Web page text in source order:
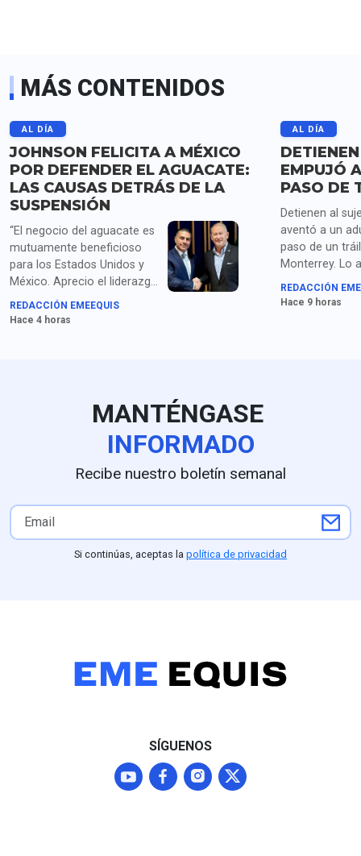
MÁS CONTENIDOS
AL DÍA
JOHNSON FELICITA A MÉXICO
POR DEFENDER EL AGUACATE:
LAS CAUSAS DETRÁS DE LA
SUSPENSIÓN
“El negocio del aguacate es
mutuamente beneficioso
para los Estados Unidos y
México. Aprecio el liderazgo
de la presidenta Sheinbaum
y los compromisos de
principal obstáculo.
REDACCIÓN EMEEQUIS
Hace 4 horas
AL DÍA
EMPUJÓ
PASO DE
Detienen al
aventó a un
paso de un
Monterrey. Lo
homicidio y
droga.
REDACCIÓN
Hace 9 horas
MANTÉNGASE
INFORMADO
Recibe nuestro boletín semanal
Si continúas, aceptas la política de privacidad
SÍGUENOS